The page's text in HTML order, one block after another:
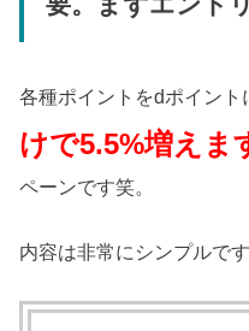
各種ポイントをdポイント
けで5.5%増えま
ペーンです笑。
内容は非常にシンプルです